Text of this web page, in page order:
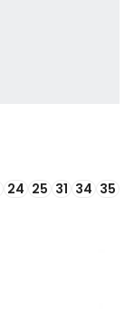
24 25 31 34 35